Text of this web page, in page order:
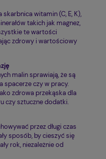
witamin (C, E, K),
takich jak magnez,
te wartości
zdrowy i wartościowy
malin sprawiają, że są
spacerze czy w pracy.
zdrowa przekąska dla
czy sztuczne dodatki.
przez długi czas
sposób, by cieszyć się
rok, niezależnie od